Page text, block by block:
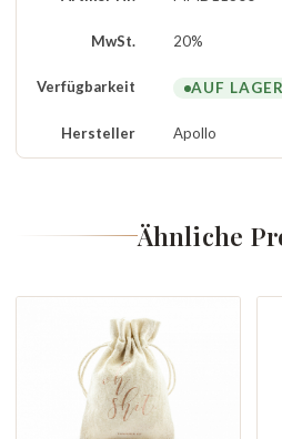
MwSt. 20%
Verfügbarkeit AUF LAGER
Hersteller Apollo
Ähnliche